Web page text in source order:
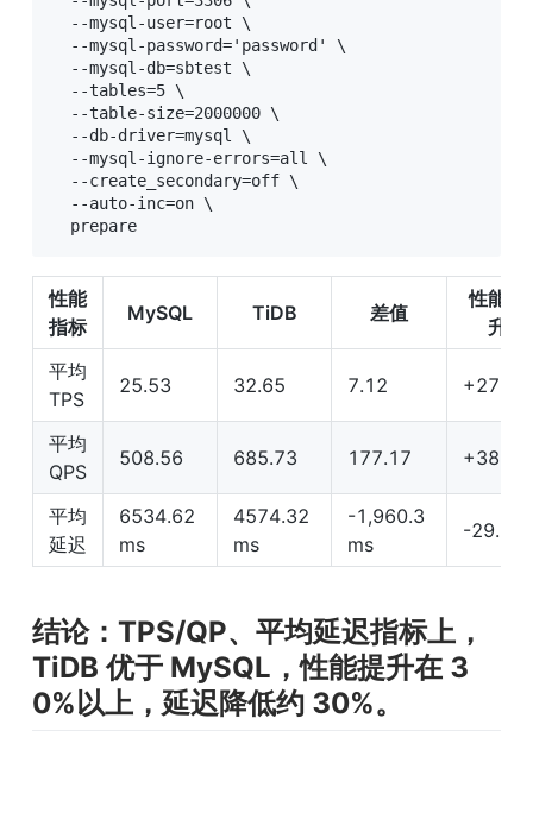
  --mysql-user=root \
  --mysql-password='password' \
  --mysql-db=sbtest \
  --tables=5 \
  --table-size=2000000 \
  --db-driver=mysql \
  --mysql-ignore-errors=all \
  --create_secondary=off \
  --auto-inc=on \
  prepare
性能
指标
MySQL TiDB 差值
性能提
升
平均
TPS
25.53 32.65 7.12 +27.9%
平均
QPS
508.56 685.73 177.17 +38.4%
平均
延迟
6534.62
ms
4574.32
ms
-1,960.3
ms
-29.9%
结论：TPS/QP、平均延迟指标上，
TiDB 优于 MySQL，性能提升在 3
0%以上，延迟降低约 30%。